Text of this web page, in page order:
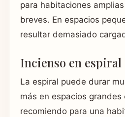
para habitaciones
breves. En espacios
resultar demasiado
Incienso en espiral
La espiral puede durar
más en espacios grandes
recomiendo para una